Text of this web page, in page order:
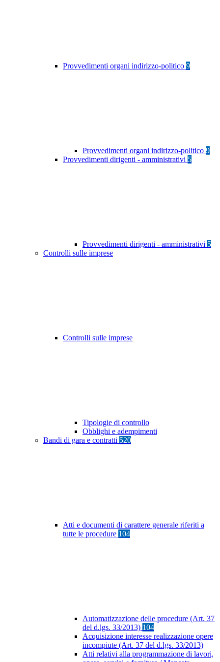
Provvedimenti organi indirizzo-politico 9
Provvedimenti organi indirizzo-politico 9
Provvedimenti dirigenti - amministrativi 5
Provvedimenti dirigenti - amministrativi 5
Controlli sulle imprese
Controlli sulle imprese
Tipologie di controllo
Obblighi e adempimenti
Bandi di gara e contratti 520
Atti e documenti di carattere generale riferiti a
tutte le procedure 104
Automatizzazione delle procedure (Art. 37
del d.lgs. 33/2013) 104
Acquisizione interesse realizzazione opere
incompiute (Art. 37 del d.lgs. 33/2013)
Atti relativi alla programmazione di lavori,